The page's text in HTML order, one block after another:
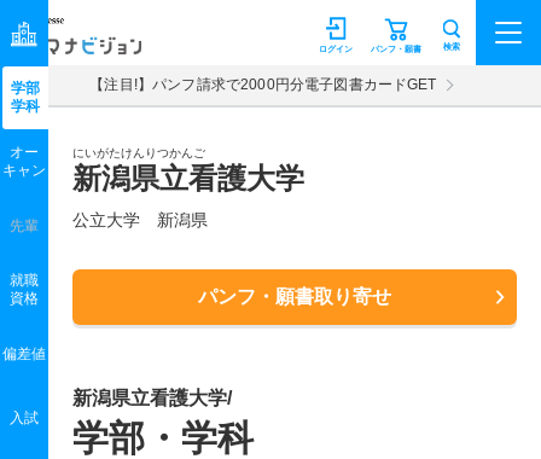
マナビジョン パンフ・願書
ログイン 検索
【注目!】パンフ請求で2000円分電子図書カードGET
にいがたけんりつかんご
新潟県立看護大学
公立大学 新潟県
パンフ・願書取り寄せ
学部
学科
オー
キャン
先輩
就職
資格
偏差値
入試
新潟県立看護大学/
学部・学科